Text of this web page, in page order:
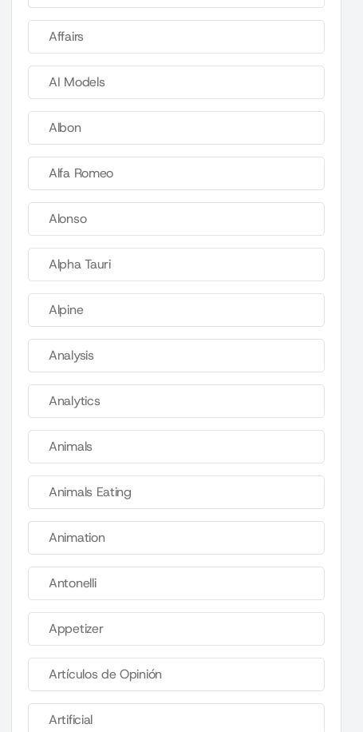
Affairs
AI Models
Albon
Alfa Romeo
Alonso
Alpha Tauri
Alpine
Analysis
Analytics
Animals
Animals Eating
Animation
Antonelli
Appetizer
Artículos de Opinión
Artificial